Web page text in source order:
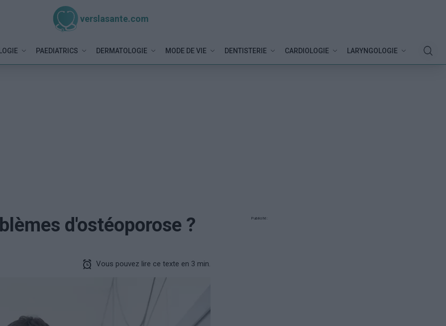
verslasante.com
PAEDIATRICS DERMATOLOGIE MODE DE VIE DENTISTERIE CARDIOLOGIE LARYNGOLOGIE
d'ostéoporose ?
Vous pouvez lire ce texte en 3 min.
Publicité: